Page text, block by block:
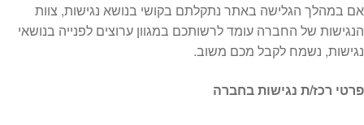
אם במהלך הגלישה באתר נתקלתם בקושי בנושא נגישות, צוות
הנגישות של החברה עומד לרשותכם במגוון ערוצים לפנייה בנושאי
נגישות, נשמח לקבל מכם משוב.
פרטי רכז/ת נגישות בחברה